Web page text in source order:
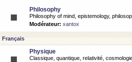
Philosophy
Philosophy of mind, epistemology,
Modérateur: xantox
Français
Physique
Classique, quantique, relativité,